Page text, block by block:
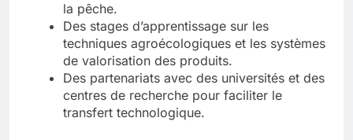
la pêche.
Des stages d’apprentissage sur les
techniques agroécologiques et les systèmes
de valorisation des produits.
Des partenariats avec des universités et des
centres de recherche pour faciliter le
transfert technologique.